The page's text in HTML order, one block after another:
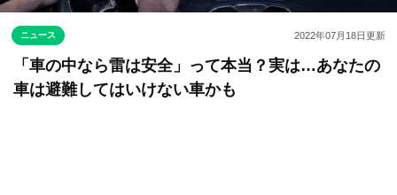
ニュース 2022年07月18日更新
「車の中なら雷は安全」って本当？実は…あなたの
車は避難してはいけない車かも